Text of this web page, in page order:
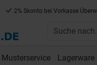
2% Skonto bei Vorkasse
Musterservice Lagerware